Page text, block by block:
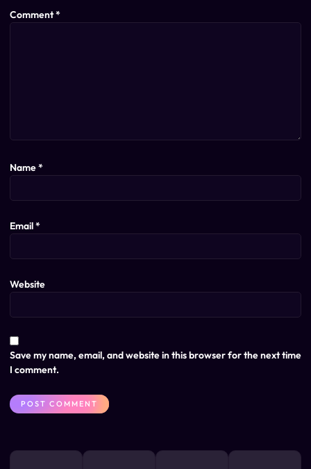
Comment*
Name*
Email*
Website
Save my name, email, and website in this browser for the next time
I comment.